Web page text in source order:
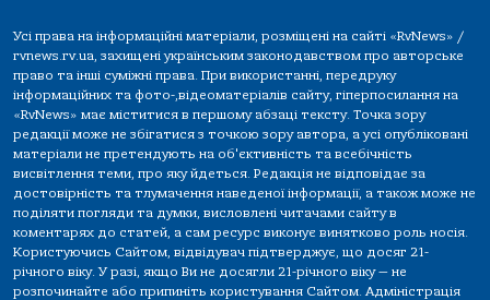
Усі права на інформаційні матеріали, розміщені на сайті «RvNews» /
rvnews.rv.ua, захищені українським законодавством про авторське
право та інші суміжні права. При використанні, передруку
інформаційних та фото-,відеоматеріалів сайту, гіперпосилання на
«RvNews» має міститися в першому абзаці тексту. Точка зору
редакції може не збігатися з точкою зору автора, а усі опубліковані
матеріали не претендують на об'єктивність та всебічність
висвітлення теми, про яку йдеться. Редакція не відповідає за
достовірність та тлумачення наведеної інформації, а також може не
поділяти погляди та думки, висловлені читачами сайту в
коментарях до статей, а сам ресурс виконує винятково роль носія.
Користуючись Сайтом, відвідувач підтверджує, що досяг 21-
річного віку. У разі, якщо Ви не досягли 21-річного віку — не
розпочинайте або припиніть користування Сайтом. Адміністрація